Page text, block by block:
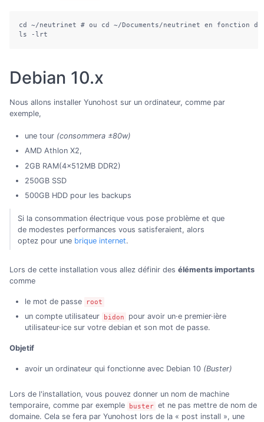
cd ~/neutrinet # ou cd ~/Documents/neutrinet en fonction
ls -lrt
Debian 10.x
Nous allons installer Yunohost sur un ordinateur, comme par
exemple,
une tour (consommera ±80w)
AMD Athlon X2,
2GB RAM(4x512MB DDR2)
250GB SSD
500GB HDD pour les backups
Si la consommation électrique vous pose problème et que
de modestes performances vous satisferaient, alors
optez pour une brique internet.
Lors de cette installation vous allez définir des éléments importants
comme
le mot de passe root
un compte utilisateur bidon
pour avoir un·e premier·ière
utilisateur·ice sur votre debian et son mot de passe.
Objetif
avoir un ordinateur qui fonctionne avec Debian 10 (Buster)
Lors de l'installation, vous pouvez donner un nom de machine
temporaire, comme par exemple
buster et ne pas mettre de nom de
domaine. Cela se fera par Yunohost lors de la « post install », une